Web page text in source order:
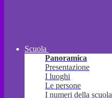
Scuola
Panoramica
Presentazione
I luoghi
Le persone
I numeri della scuola